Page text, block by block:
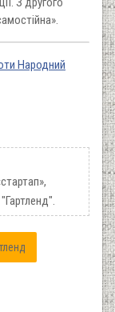
Народний